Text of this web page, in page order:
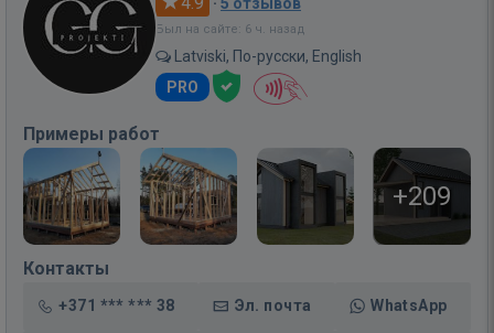
Был на сайте: 6 ч. назад
Latviski, По-русски, English
PRO
Примеры работ
+209
Контакты
+371 *** *** 38 Эл. почта WhatsApp